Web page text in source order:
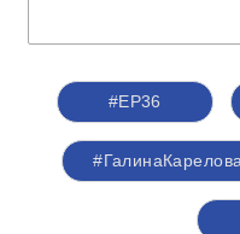
#ЕР36
#ГалинаКарелова